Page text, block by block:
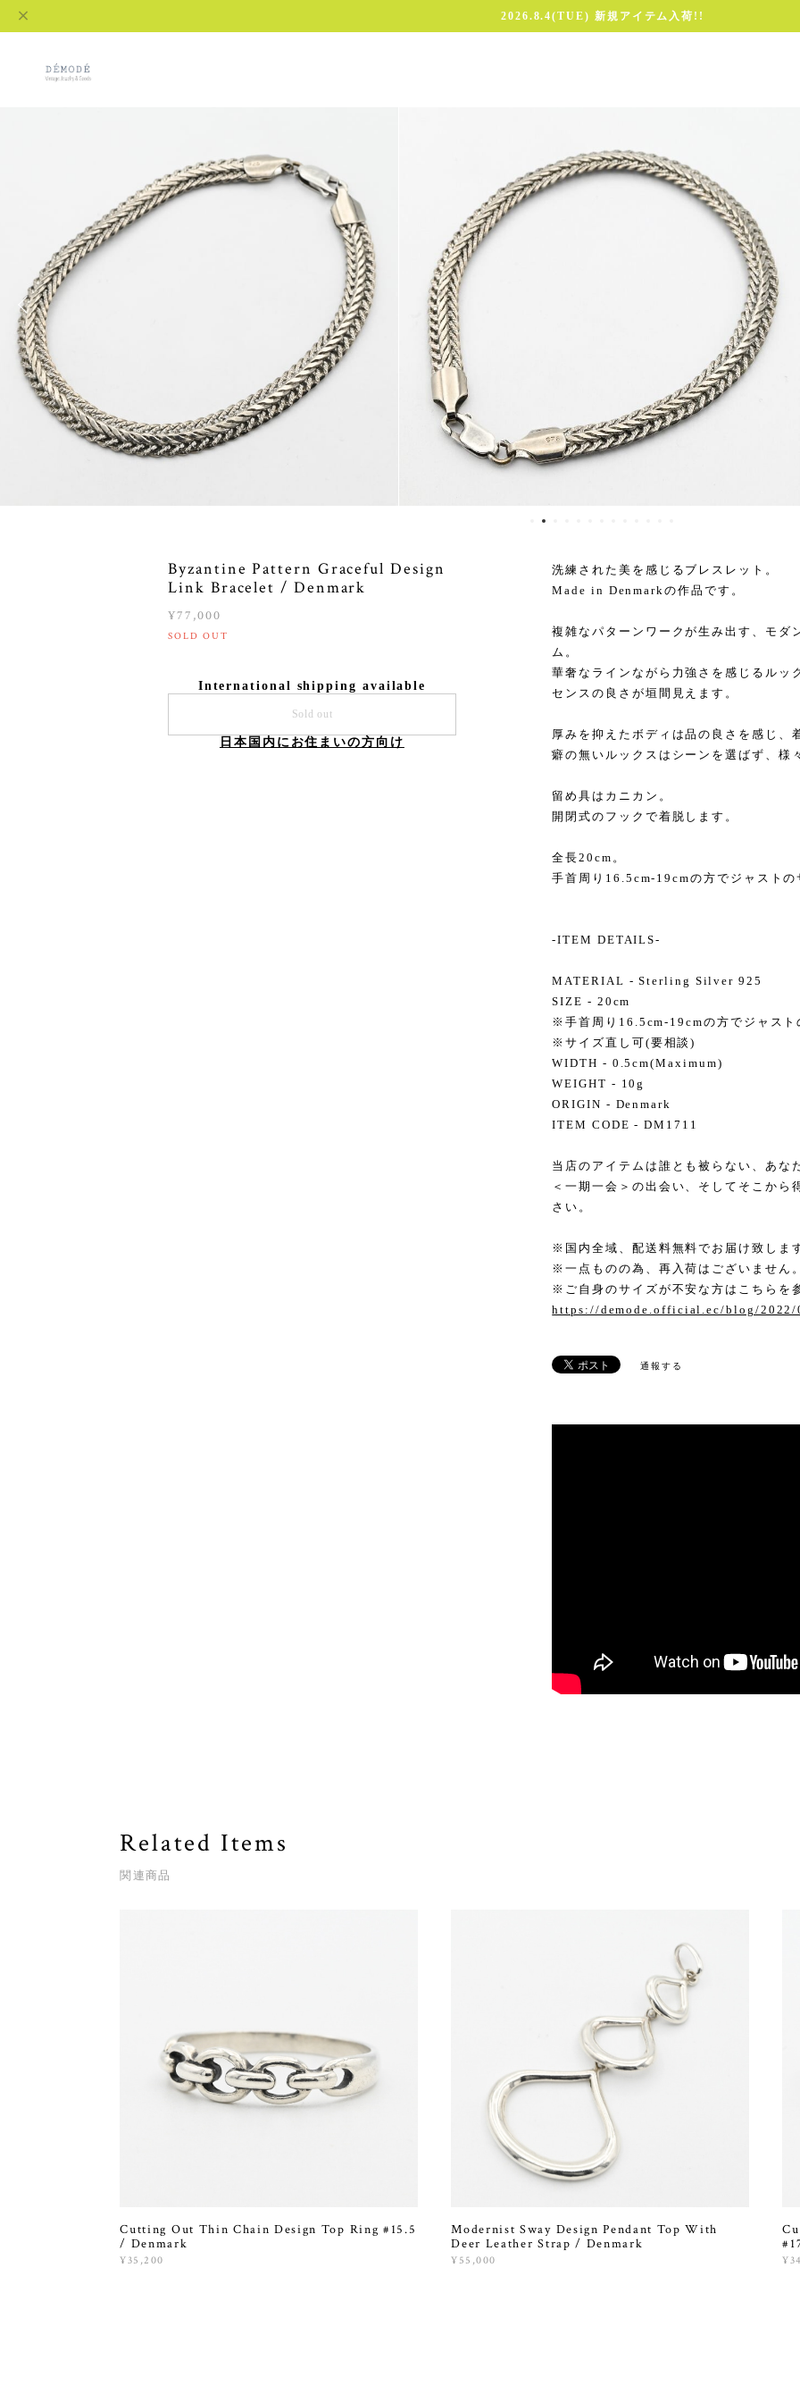
2026.8.4(TUE) 新規アイテム入荷!!
Byzantine Pattern Graceful Design
Link Bracelet / Denmark
¥77,000
SOLD OUT
International shipping available
Sold out
日本国内にお住まいの方向け
洗練された美を感じるブレスレット。
Made in Denmarkの作品です。
複雑なパターンワークが生み出す、モダ
ム。
華奢なラインながら力強さを感じるルッ
センスの良さが垣間見えます。
厚みを抑えたボディは品の良さを感じ、
癖の無いルックスはシーンを選ばず、様
留め具はカニカン。
開閉式のフックで着脱します。
全長20cm。
手首周り16.5cm-19cmの方でジャストの
-ITEM DETAILS-
MATERIAL - Sterling Silver 925
SIZE - 20cm
※手首周り16.5cm-19cmの方でジャスト
※サイズ直し可(要相談)
WIDTH - 0.5cm(Maximum)
WEIGHT - 10g
ORIGIN - Denmark
ITEM CODE - DM1711
当店のアイテムは誰とも被らない、あな
＜一期一会＞の出会い、そしてそこから
さい。
※国内全域、配送料無料でお届け致しま
※一点ものの為、再入荷はございません。
※ご自身のサイズが不安な方はこちらを
https://demode.official.ec/blog/2022/
通報する
Related Items
関連商品
Cutting Out Thin Chain Design Top Ring #15.5
/ Denmark
¥35,200
Modernist Sway Design Pendant Top With
Deer Leather Strap / Denmark
¥55,000